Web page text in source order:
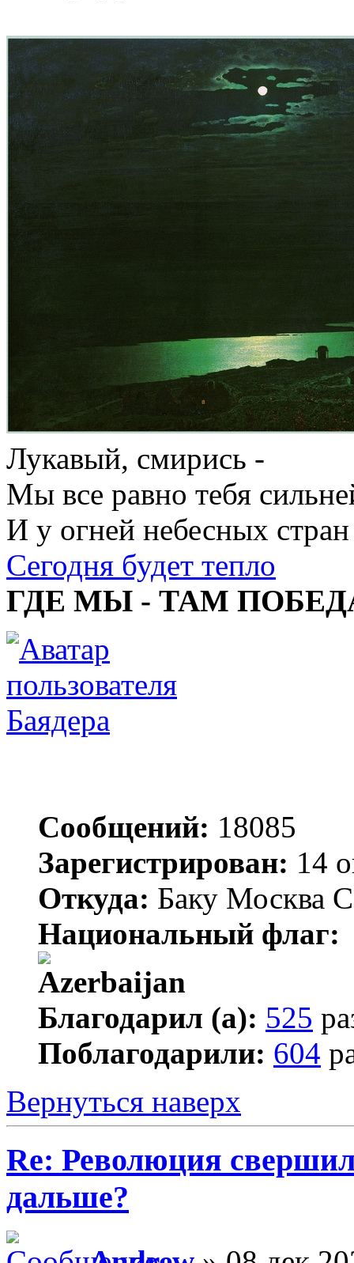
Лукавый, смирись -
Мы все равно тебя
И у огней небесных стран
Сегодня будет тепло
ГДЕ МЫ - ТАМ
Баядера
Сообщений: 18085
Зарегистрирован: 14
Откуда: Баку Москва
Национальный флаг:
Благодарил (а): 525
Поблагодарили: 604
Вернуться наверх
Re: Революция
дальше?